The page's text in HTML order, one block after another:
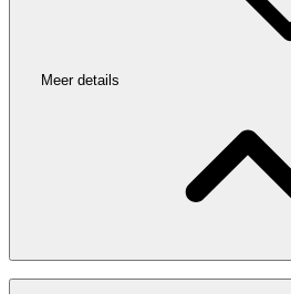
Meer details